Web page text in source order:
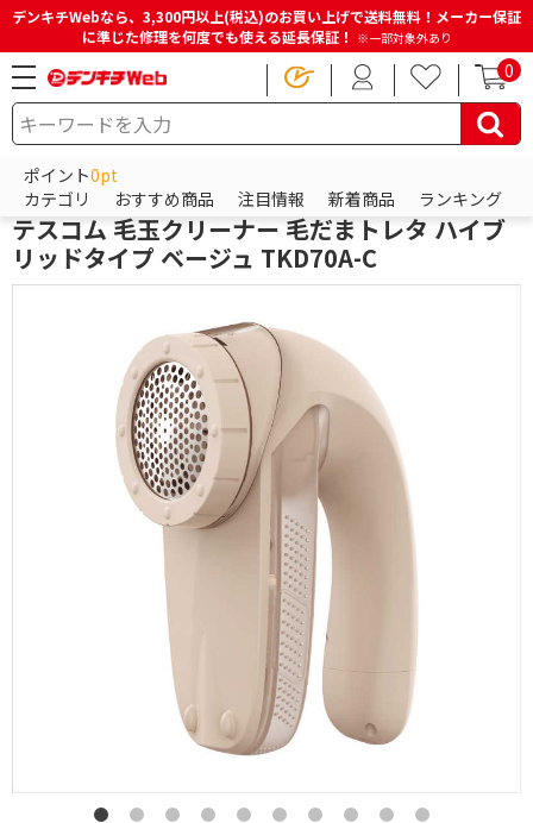
デンキチWebなら、3,300円以上(税込)のお買い上げで送料無料！メーカー保証
に準じた修理を何度でも使える延長保証！ ※一部対象外あり
0
ポイント0pt
カテゴリ
おすすめ商品 注目情報 新着商品 ランキング
HOME 商品一覧ページ 冷蔵庫・洗濯機・生活家電
テスコム
テスコム 毛玉クリーナー 毛だまトレタ ハイブ
リッドタイプ ベージュ TKD70A-C